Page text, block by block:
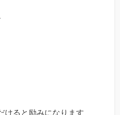
けると励みになります